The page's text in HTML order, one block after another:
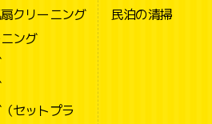
クリーニング
ング
セットプラ
民泊の清掃